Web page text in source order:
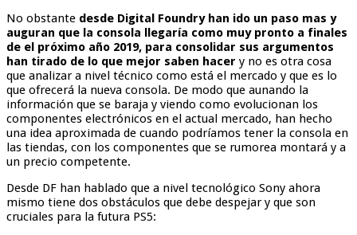
No obstante desde Digital Foundry han ido un paso mas y
auguran que la consola llegaría como muy pronto a finales
de el próximo año 2019, para consolidar sus argumentos
han tirado de lo que mejor saben hacer y no es otra cosa
que analizar a nivel técnico como está el mercado y que es lo
que ofrecerá la nueva consola. De modo que aunando la
información que se baraja y viendo como evolucionan los
componentes electrónicos en el actual mercado, han hecho
una idea aproximada de cuando podríamos tener la consola en
las tiendas, con los componentes que se rumorea montará y a
un precio competente.
Desde DF han hablado que a nivel tecnológico Sony ahora
mismo tiene dos obstáculos que debe despejar y que son
cruciales para la futura PS5: